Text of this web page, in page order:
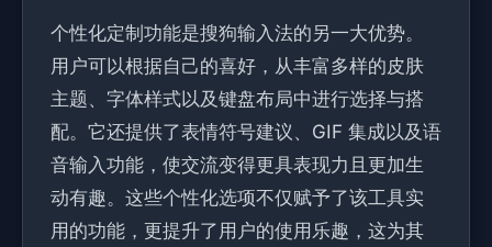
个性化定制功能是搜狗输入法的另一大优势。
用户可以根据自己的喜好，从丰富多样的皮肤
主题、字体样式以及键盘布局中进行选择与搭
配。它还提供了表情符号建议、GIF 集成以及语
音输入功能，使交流变得更具表现力且更加生
动有趣。这些个性化选项不仅赋予了该工具实
用的功能，更提升了用户的使用乐趣，这为其